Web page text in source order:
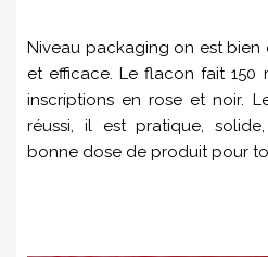
Niveau packaging on est bien
et efficace. Le flacon fait
inscriptions en rose et noir.
réussi, il est pratique,
bonne dose de produit pour